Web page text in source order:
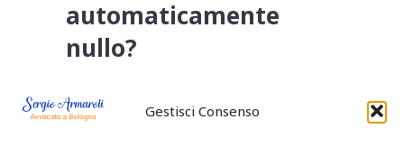
Gestisci Consenso
automaticamente
nullo?
No. Occorre dimostrare che, al momento
della redazione del testamento, la